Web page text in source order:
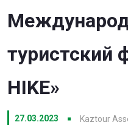
туристский
HIKE»
27.03.2023 Kaztour